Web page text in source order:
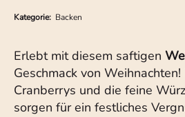
Kategorie: Backen
Erlebt mit diesem saftigen
Geschmack von Weihnachten!
Cranberrys und die feine
sorgen für ein festliches